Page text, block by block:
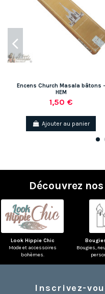
Encens Church Masala bâtons -
HEM
1,50 €
Ajouter au panier
Découvrez
Look Hippie Chic
Mode et accessoires
bohèmes.
Bougies,
Inscrivez-